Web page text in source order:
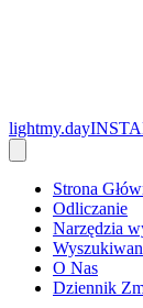
lightmy.day
Strona
Odliczanie
Narzędzia
O Nas
Dziennik